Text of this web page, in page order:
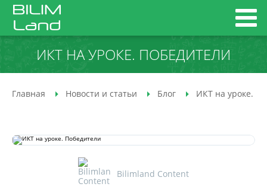
ИКТ НА УРОКЕ. ПОБЕДИТЕЛИ
Главная Новости и статьи Блог ИКТ на уроке.
Bilimland Content